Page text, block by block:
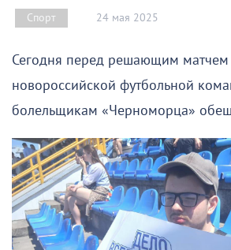
Спорт 24 мая 2025
Сегодня перед решающим матчем
новороссийской футбольной
болельщикам «Черноморца»